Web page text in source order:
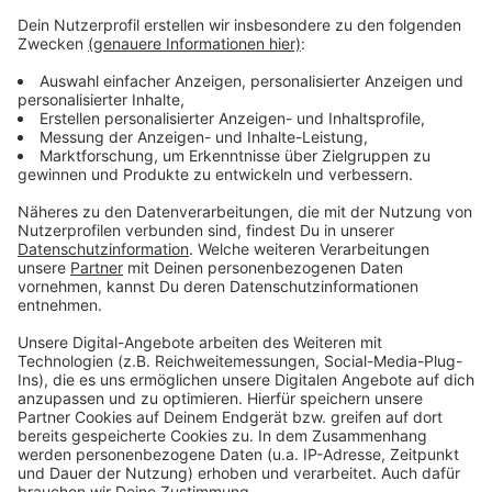
Sorgen, alles wird gut! Auf rauer See braucht man
einen erfahrenen Kapitän, der einen in den sicheren
Hafen der guten Laune schippert. Atzes Mantra für ein
glückliches Leben: "Lass' mich mal machen." Also volle
Kaltstart 24.
Anzeige
Anzeige